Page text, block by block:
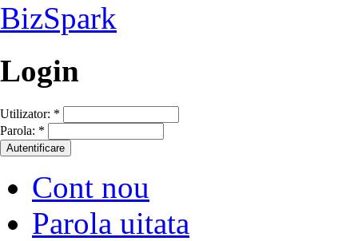
Login
Utilizator: *
Parola: *
Cont nou
Parola uitata